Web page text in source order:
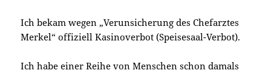
Ich bekam wegen „Verunsicherung des Chefarztes
Merkel“ offiziell Kasinoverbot (Speisesaal-Verbot).
Ich habe einer Reihe von Menschen schon damals